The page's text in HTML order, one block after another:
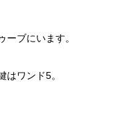
ブにいます。
ワンド5。